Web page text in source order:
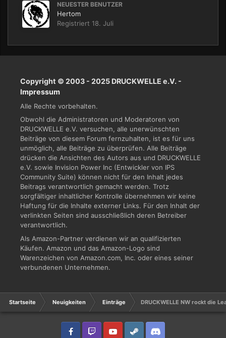
NEUESTER BENUTZER
Hertom
Registriert 18. Juli
Copyright © 2003 - 2025 DRUCKWELLE e.V. -
Impressum
Alle Rechte vorbehalten.
Obwohl die Administratoren und Moderatoren von
DRUCKWELLE e.V. versuchen, alle unerwünschten
Beiträge von diesem Forum fernzuhalten, ist es für uns
unmöglich, alle Beiträge zu überprüfen. Alle Beiträge
drücken die Ansichten des Autors aus und DRUCKWELLE
e.V. sowie Invision Power Inc (Entwickler von IPS
Community Suite) können nicht für den Inhalt jedes
Beitrags verantwortlich gemacht werden. Trotz
sorgfältiger inhaltlicher Kontrolle übernehmen wir keine
Haftung für die Inhalte externer Links. Für den Inhalt der
verlinkten Seiten sind ausschließlich deren Betreiber
verantwortlich.
Als Amazon-Partner verdienen wir an qualifizierten
Käufen. Amazon und das Amazon-Logo sind
Warenzeichen von Amazon.com, Inc. oder eines seiner
verbundenen Unternehmen.
Startseite Neuigkeiten Einträge DRUCKWELLE NW rockt die